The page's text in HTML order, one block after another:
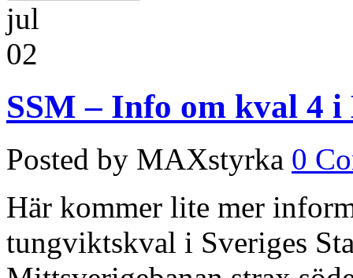
jul
02
SSM – Info om kval 4 i
Posted by MAXstyrka 0
Här kommer lite mer
tungviktskval i Sveriges